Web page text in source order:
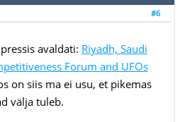
#6
avaldati: Riyadh, Saudi
Forum and UFOs
on siis ma ei usu, et pikemas
välja tuleb.